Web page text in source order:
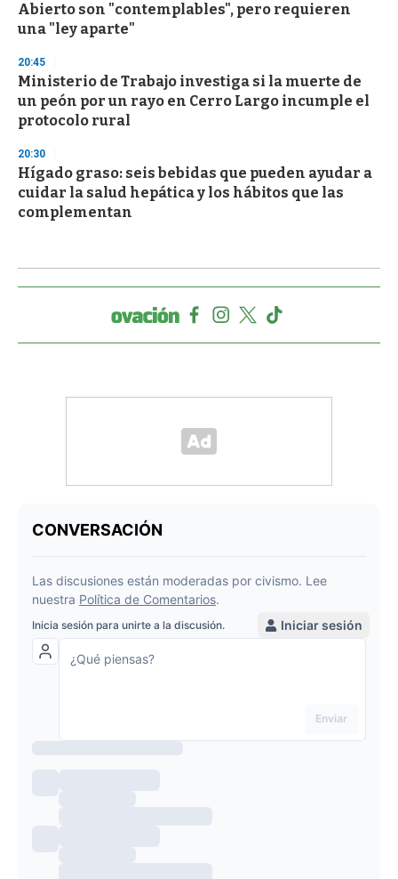
Abierto son "contemplables", pero requieren
una "ley aparte"
20:45
Ministerio de Trabajo investiga si la muerte de
un peón por un rayo en Cerro Largo incumple el
protocolo rural
20:30
Hígado graso: seis bebidas que pueden ayudar a
cuidar la salud hepática y los hábitos que las
complementan